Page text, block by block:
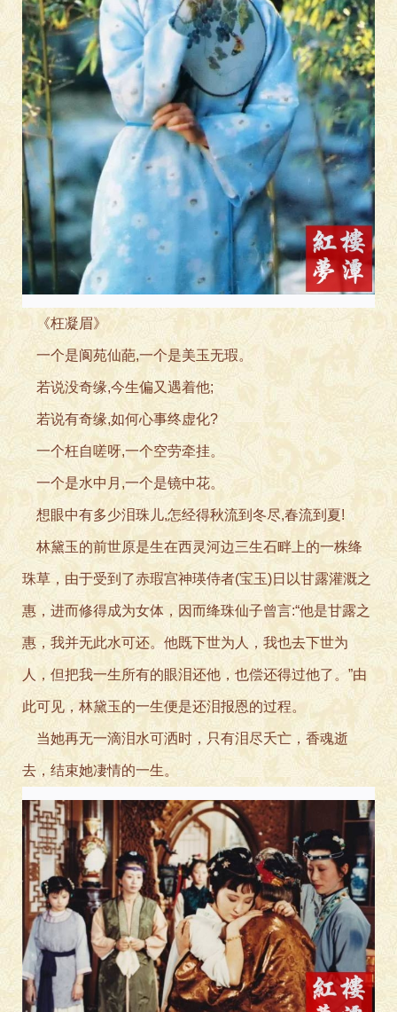
《枉凝眉》
一个是阆苑仙葩,一个是美玉无瑕。
若说没奇缘,今生偏又遇着他;
若说有奇缘,如何心事终虚化?
一个枉自嗟呀,一个空劳牵挂。
一个是水中月,一个是镜中花。
想眼中有多少泪珠儿,怎经得秋流到冬尽,春流到夏!
林黛玉的前世原是生在西灵河边三生石畔上的一株绛
珠草，由于受到了赤瑕宫神瑛侍者(宝玉)日以甘露灌溉之
惠，进而修得成为女体，因而绛珠仙子曾言:“他是甘露之
惠，我并无此水可还。他既下世为人，我也去下世为
人，但把我一生所有的眼泪还他，也偿还得过他了。”由
此可见，林黛玉的一生便是还泪报恩的过程。
当她再无一滴泪水可洒时，只有泪尽夭亡，香魂逝
去，结束她凄情的一生。